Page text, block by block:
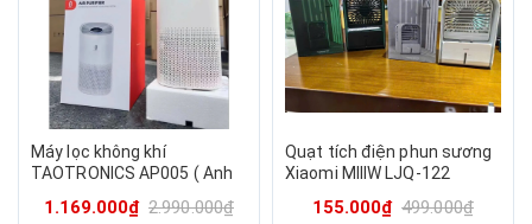
Máy lọc không khí
TAOTRONICS AP005 ( Anh
1.169.000₫ 2.990.000₫
Quạt tích điện phun sương
Xiaomi MIIIW LJQ-122
155.000₫ 499.000₫